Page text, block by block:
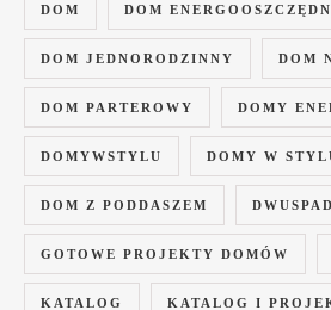
DOM DOM
DOM JEDNORODZINNY DOM
DOM PARTEROWY DOMY
DOMYWSTYLU DOMY W
DOM Z PODDASZEM
GOTOWE PROJEKTY DOMÓW
KATALOG KATALOG I